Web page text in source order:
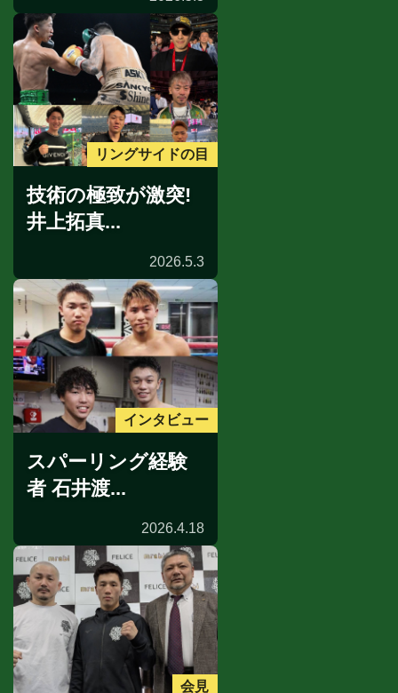
リングサイドの目
技術の極致が激突!
井上拓真...
2026.5.3
インタビュー
スパーリング経験
者 石井渡...
2026.4.18
会見